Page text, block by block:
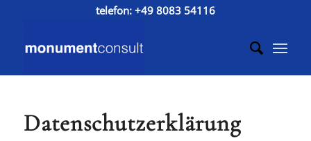
telefon: +49 8083 54116
Datenschutz­erklärung